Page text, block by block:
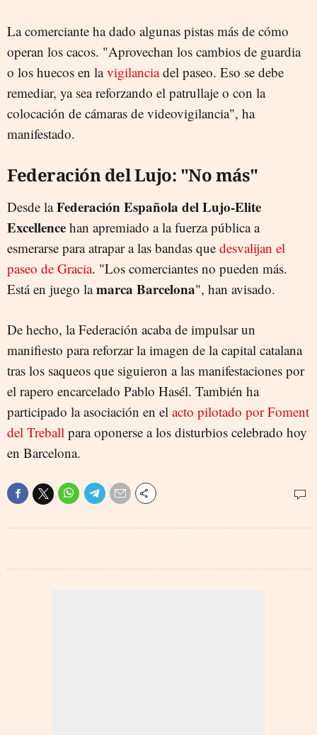
La comerciante ha dado algunas pistas más de cómo
operan los cacos. "Aprovechan los cambios de guardia
o los huecos en lavigilanciadel paseo. Eso se debe
remediar, ya sea reforzando el patrullaje o con la
colocación de cámaras de videovigilancia", ha
manifestado.
Federación del Lujo: "No más"
Desde laFederación Española del Lujo-Elite
Excellence han apremiado a la fuerza pública a
esmerarse para atrapar a las bandas que desvalijan el
paseo de Gracia. "Los comerciantes no pueden más.
Está en juego lamarca Barcelona", han avisado.
De hecho, la Federación acaba de impulsar un
manifiesto para reforzar la imagen de la capital catalana
tras los saqueos que siguieron a las manifestaciones por
el rapero encarcelado Pablo Hasél. También ha
participado la asociación en el acto pilotado por Foment
del Treball para oponerse a los disturbios celebrado hoy
en Barcelona.